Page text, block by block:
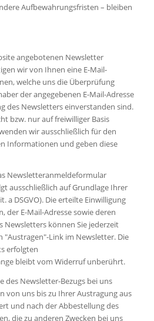
Aufbewahrungsfristen – bleiben
angebotenen Newsletter
wir von Ihnen eine E-Mail-
welche uns die Überprüfung
der angegebenen E-Mail-Adresse
des Newsletters einverstanden sind.
bzw. nur auf freiwilliger Basis
wir ausschließlich für den
Informationen und geben diese
Newsletteranmeldeformular
ausschließlich auf Grundlage Ihrer
a DSGVO). Die erteilte Einwilligung
der E-Mail-Adresse sowie deren
Newsletters können Sie jederzeit
"Austragen"-Link im Newsletter. Die
erfolgten
bleibt vom Widerruf unberührt.
des Newsletter-Bezugs bei uns
von uns bis zu Ihrer Austragung aus
und nach der Abbestellung des
die zu anderen Zwecken bei uns